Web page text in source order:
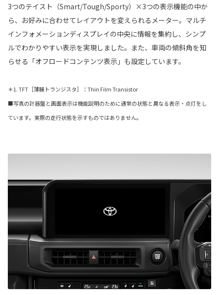
3つのテイスト（Smart/Tough/Sporty）×3つの表示機能の中か
ら、お好みに合わせてレイアウトを変えられるメーター。マルチ
インフォメーションディスプレイの中央に情報を集約し、シンプ
ルでわかりやすい表示を実現しました。また、車両の傾斜角を知
らせる「オフロードコンテンツ表示」も設定しています。
＊1. TFT［薄膜トランジスタ］：Thin Film Transistor
■写真の計器盤と画面表示は機能説明のために通常の状態と異なる表示・点灯をし
ています。実際の走行状態を示すものではありません。